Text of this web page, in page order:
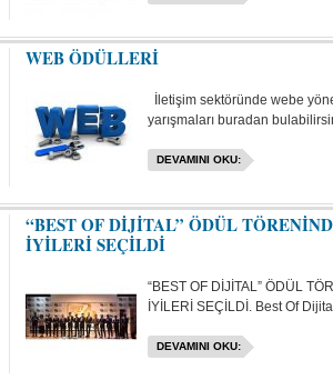
WEB ÖDÜLLERİ
İletişim sektöründe webe
yarışmaları buradan
DEVAMINI OKU:
“BEST OF DİJİTAL” ÖDÜL
İYİLERİ SEÇİLDİ
“BEST OF DİJİTAL” ÖDÜL
İYİLERİ SEÇİLDİ. Best Of
DEVAMINI OKU: